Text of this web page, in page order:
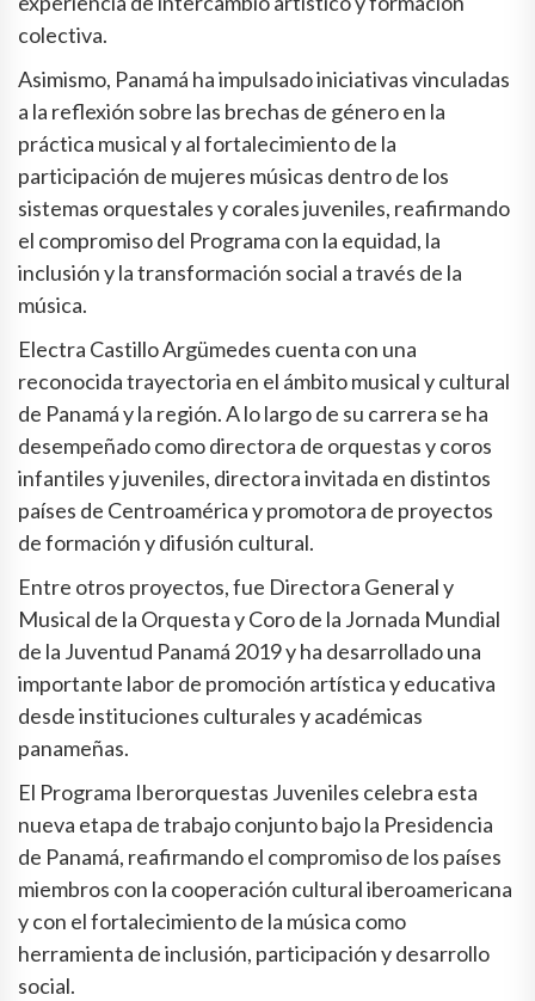
colectiva.
Asimismo, Panamá ha impulsado iniciativas vinculadas
a la reflexión sobre las brechas de género en la
práctica musical y al fortalecimiento de la
participación de mujeres músicas dentro de los
sistemas orquestales y corales juveniles, reafirmando
el compromiso del Programa con la equidad, la
inclusión y la transformación social a través de la
música.
Electra Castillo Argümedes cuenta con una
reconocida trayectoria en el ámbito musical y cultural
de Panamá y la región. A lo largo de su carrera se ha
desempeñado como directora de orquestas y coros
infantiles y juveniles, directora invitada en distintos
países de Centroamérica y promotora de proyectos
de formación y difusión cultural.
Entre otros proyectos, fue Directora General y
Musical de la Orquesta y Coro de la Jornada Mundial
de la Juventud Panamá 2019 y ha desarrollado una
importante labor de promoción artística y educativa
desde instituciones culturales y académicas
panameñas.
El Programa Iberorquestas Juveniles celebra esta
nueva etapa de trabajo conjunto bajo la Presidencia
de Panamá, reafirmando el compromiso de los países
miembros con la cooperación cultural iberoamericana
y con el fortalecimiento de la música como
herramienta de inclusión, participación y desarrollo
social.